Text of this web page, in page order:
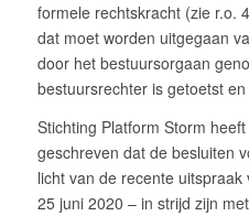
formele rechtskracht (zie r.o.
dat moet worden uitgegaan
door het bestuursorgaan
bestuursrechter is getoetst
Stichting Platform Storm
geschreven dat de besluiten
licht van de recente
25 juni 2020 – in strijd zijn